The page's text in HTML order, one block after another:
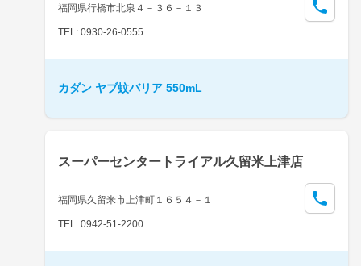
福岡県行橋市北泉４－３６－１３
TEL: 0930-26-0555
カダン ヤブ蚊バリア 550mL
スーパーセンタートライアル久留米上津店
福岡県久留米市上津町１６５４－１
TEL: 0942-51-2200